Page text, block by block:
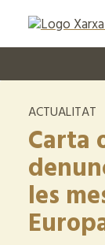
ACTUALITAT
Carta
les